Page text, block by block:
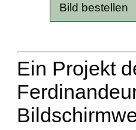
Ein Projekt